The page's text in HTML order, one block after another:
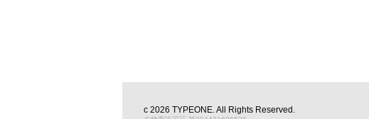
c 2026 TYPEONE. All Rights Reserved.